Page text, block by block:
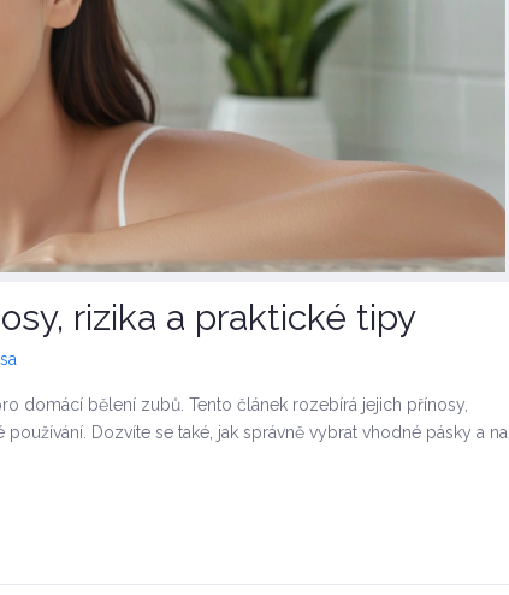
rizika a praktické tipy
domácí bělení zubů. Tento článek rozebírá jejich přínosy,
Dozvíte se také, jak správně vybrat vhodné pásky a na